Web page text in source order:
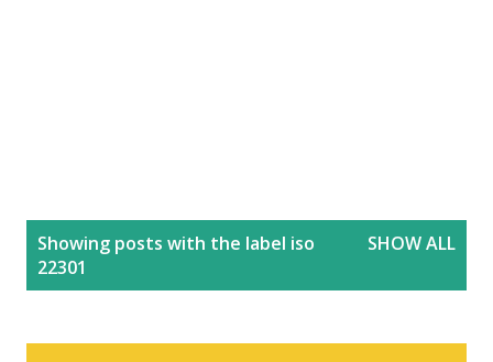
Showing posts with the label iso
22301
SHOW ALL